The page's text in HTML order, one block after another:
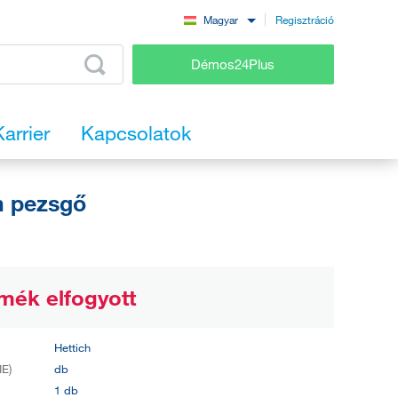
Magyar Regisztráció
Démos24Plus
Kapcsolatok
pezsgő
elfogyott
Hettich
db
1 db